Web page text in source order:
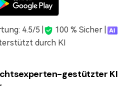
4.5/5 |
100 % Sicher |
durch KI
gestützter KI